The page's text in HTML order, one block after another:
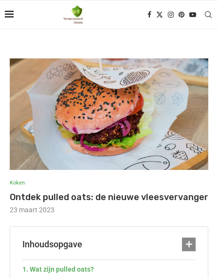
Koken
Ontdek pulled oats: de nieuwe vleesvervanger
23 maart 2023
Inhoudsopgave
Wat zijn pulled oats?